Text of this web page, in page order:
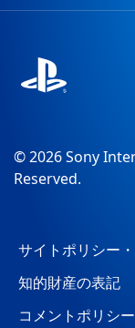
a
region:
© 2026 Sony
Reserved.
サイトポリシー
知的財産の表記
コメントポリシー